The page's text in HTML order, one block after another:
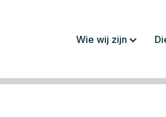
Wie wij zijn